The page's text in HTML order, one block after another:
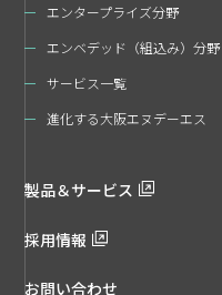
エンタープライズ分野
エンベデッド（組込み）分野
サービス一覧
進化する大阪エヌデーエス
製品＆サービス
採用情報
お問い合わせ